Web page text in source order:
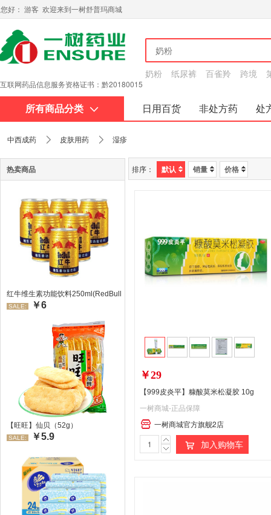
您好： 游客 欢迎来到一树舒普玛商城
互联网药品信息服务资格证书：黔20180015
奶粉 纸尿裤 百雀羚 跨境
所有商品分类 日用百货 非处方药
处
中西成药 皮肤用药 湿疹
热卖商品
红牛维生素功能饮料250ml(RedBull/红牛)
SALE: ￥6
【旺旺】仙贝（52g）
SALE: ￥5.9
排序： 默认 销量 价格
￥29
【999皮炎平】糠酸莫米松凝胶 10g
一树商城-正品保障
一树商城官方旗舰2店
加入购物车